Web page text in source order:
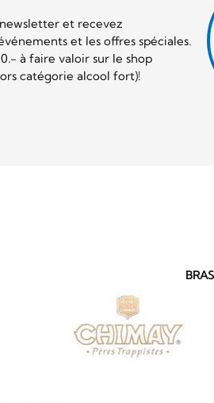
et recevez
et les offres spéciales.
à faire valoir sur le shop
catégorie alcool fort)!